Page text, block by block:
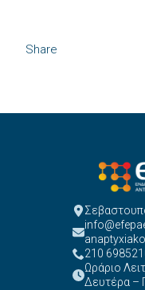
Share
210
Ωράριο
Δευτέρα –